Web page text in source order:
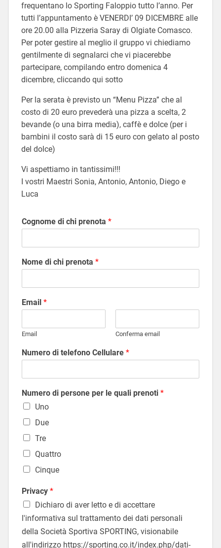
frequentano lo Sporting Faloppio tutto l’anno. Per
tutti l’appuntamento è VENERDI’ 09 DICEMBRE alle
ore 20.00 alla Pizzeria Saray di Olgiate Comasco.
Per poter gestire al meglio il gruppo vi chiediamo
gentilmente di segnalarci che vi piacerebbe
partecipare, compilando entro domenica 4
dicembre, cliccando qui sotto
Per la serata è previsto un “Menu Pizza” che al
costo di 20 euro prevederà una pizza a scelta, 2
bevande (o una birra media), caffè e dolce (per i
bambini il costo sarà di 15 euro con gelato al posto
del dolce)
Vi aspettiamo in tantissimi!!!
I vostri Maestri Sonia, Antonio, Antonio, Diego e
Luca
Cognome di chi prenota *
Nome di chi prenota *
Email *
Email Conferma email
Numero di telefono Cellulare *
Numero di persone per le quali prenoti *
Uno
Due
Tre
Quattro
Cinque
Privacy *
Dichiaro di aver letto e di accettare
l'informativa sul trattamento dei dati personali
della Società Sportiva SPORTING, visionabile
all'indirizzo https://sporting.co.it/index.php/dati-